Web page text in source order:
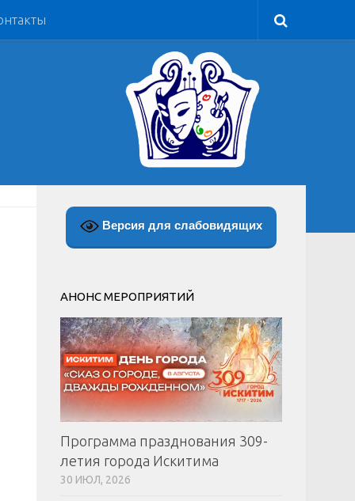
Версия для слабовидящих
АНОНС МЕРОПРИЯТИЙ
Программа празднования 309-
летия города Искитима
30 ИЮЛ, 2026